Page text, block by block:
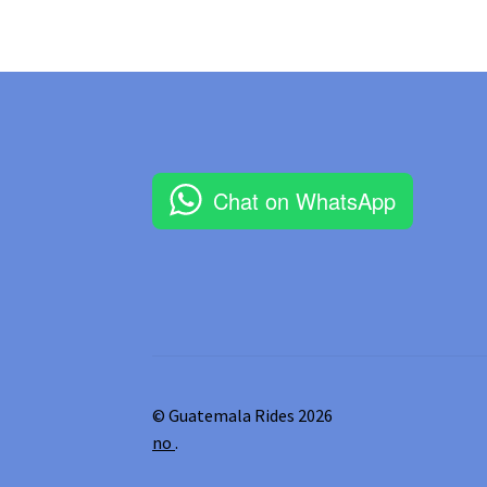
Chat on WhatsApp
© Guatemala Rides 2026
no.